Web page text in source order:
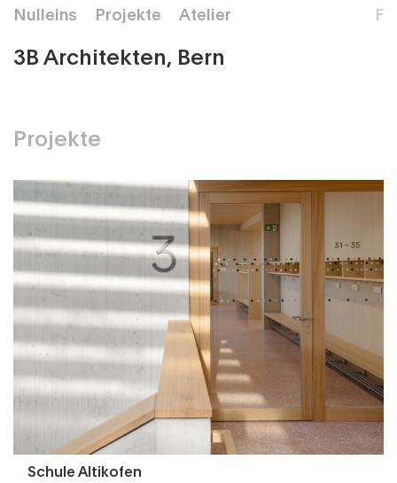
Nulleins Projekte Atelier F
3B Architekten, Bern
Projekte
Schule Altikofen